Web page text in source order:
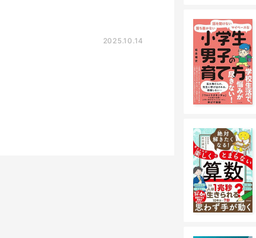
2025.10.14